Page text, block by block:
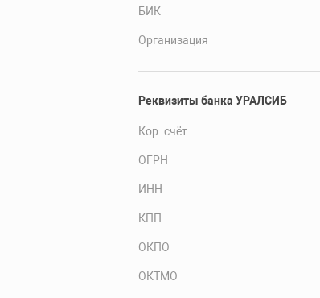
БИК
Организация
Реквизиты банка УРАЛСИБ
Кор. счёт
ОГРН
ИНН
КПП
ОКПО
ОКТМО